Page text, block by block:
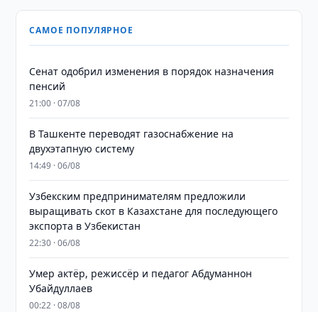
САМОЕ ПОПУЛЯРНОЕ
Сенат одобрил изменения в порядок назначения
пенсий
21:00 · 07/08
В Ташкенте переводят газоснабжение на
двухэтапную систему
14:49 · 06/08
Узбекским предпринимателям предложили
выращивать скот в Казахстане для последующего
экспорта в Узбекистан
22:30 · 06/08
Умер актёр, режиссёр и педагог Абдуманнон
Убайдуллаев
00:22 · 08/08